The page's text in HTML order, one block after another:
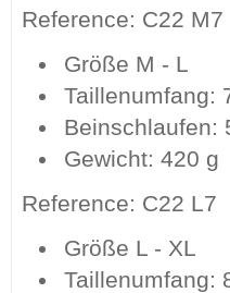
Reference: C22 M7
Größe M - L
Taillenumfang:
Beinschlaufen:
Gewicht: 420 g
Reference: C22 L7
Größe L - XL
Taillenumfang: